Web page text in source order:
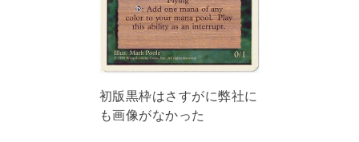
初版黒枠はさすがに弊社に
も画像がなかった